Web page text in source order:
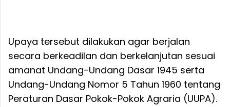
Upaya tersebut dilakukan agar berjalan
secara berkeadilan dan berkelanjutan sesuai
amanat Undang-Undang Dasar 1945 serta
Undang-Undang Nomor 5 Tahun 1960 tentang
Peraturan Dasar Pokok-Pokok Agraria (UUPA).